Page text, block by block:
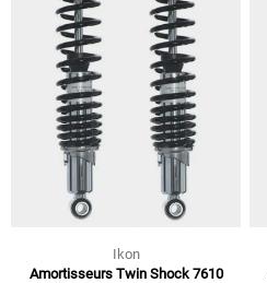
Ikon
Amortisseurs Twin Shock 7610